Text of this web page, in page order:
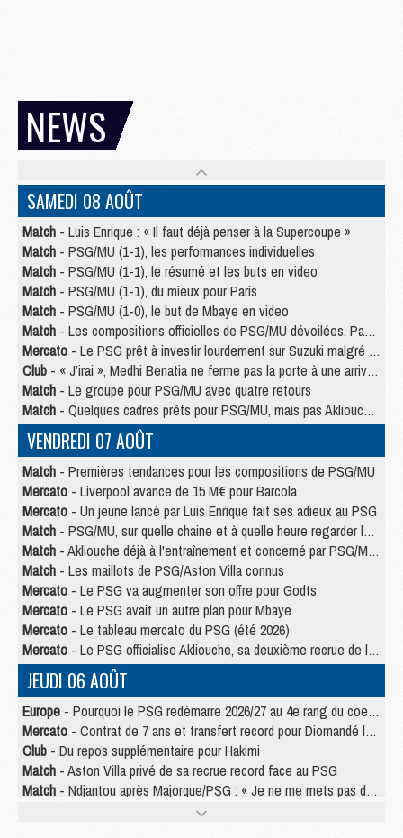
NEWS
SAMEDI 08 AOÛT
Match - Luis Enrique : « Il faut déjà penser à la Supercoupe »
Match - PSG/MU (1-1), les performances individuelles
Match - PSG/MU (1-1), le résumé et les buts en video
Match - PSG/MU (1-1), du mieux pour Paris
Match - PSG/MU (1-0), le but de Mbaye en video
Match - Les compositions officielles de PSG/MU dévoilées, Pacho titulaire
Mercato - Le PSG prêt à investir lourdement sur Suzuki malgré Safonov et Chevalier
Club - « J’irai », Medhi Benatia ne ferme pas la porte à une arrivée au PSG
Match - Le groupe pour PSG/MU avec quatre retours
Match - Quelques cadres prêts pour PSG/MU, mais pas Akliouche ?
VENDREDI 07 AOÛT
Match - Premières tendances pour les compositions de PSG/MU
Mercato - Liverpool avance de 15 M€ pour Barcola
Mercato - Un jeune lancé par Luis Enrique fait ses adieux au PSG
Match - PSG/MU, sur quelle chaine et à quelle heure regarder le match ?
Match - Akliouche déjà à l'entraînement et concerné par PSG/MU ?
Match - Les maillots de PSG/Aston Villa connus
Mercato - Le PSG va augmenter son offre pour Godts
Mercato - Le PSG avait un autre plan pour Mbaye
Mercato - Le tableau mercato du PSG (été 2026)
Mercato - Le PSG officialise Akliouche, sa deuxième recrue de l’été
JEUDI 06 AOÛT
Europe - Pourquoi le PSG redémarre 2026/27 au 4e rang du coefficient UEFA
Mercato - Contrat de 7 ans et transfert record pour Diomandé loin du PSG
Club - Du repos supplémentaire pour Hakimi
Match - Aston Villa privé de sa recrue record face au PSG
Match - Ndjantou après Majorque/PSG : « Je ne me mets pas de plafond »
- La deuxième recrue du PSG arrive